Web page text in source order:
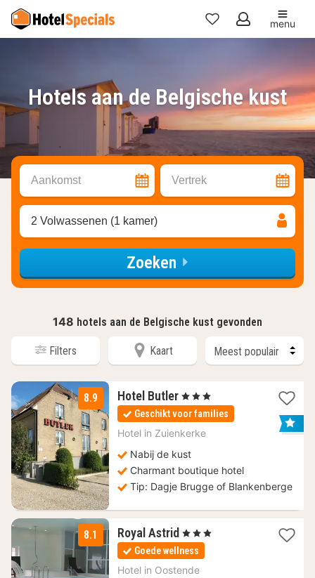
Mijn
menu
Hotels aan de Belgische kust
Aankomst Vertrek
2 Volwassenen (1 kamer)
Zoeken
148 hotels aan de Belgische kust gevonden
Filters Kaart
8.9 Hotel Butler 3
nachten
vanaf
100
, 3 Sterren
Geschikt voor families
Hotel in Zuienkerke
Nabij de kust
Charmant boutique hotel
Tip: Dagje Brugge of Blankenberge
8.1 Royal Astrid 2
nachten
vanaf
88
, 3 Sterren
Goede wellness
Hotel in Oostende